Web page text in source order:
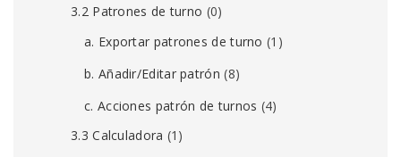
3.2 Patrones de turno (0)
a. Exportar patrones de turno (1)
b. Añadir/Editar patrón (8)
c. Acciones patrón de turnos (4)
3.3 Calculadora (1)